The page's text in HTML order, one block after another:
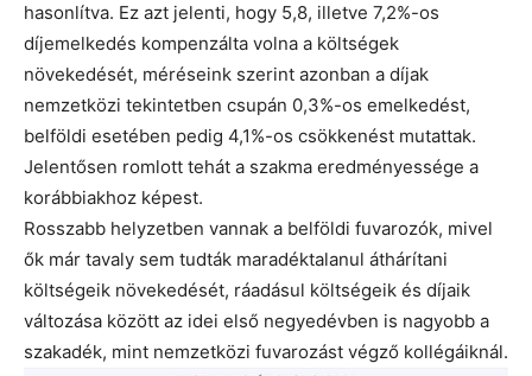
hasonlítva. Ez azt jelenti, hogy 5,8, illetve 7,2%-os
díjemelkedés kompenzálta volna a költségek
növekedését, méréseink szerint azonban a díjak
nemzetközi tekintetben csupán 0,3%-os emelkedést,
belföldi esetében pedig 4,1%-os csökkenést mutattak.
Jelentősen romlott tehát a szakma eredményessége a
korábbiakhoz képest.
Rosszabb helyzetben vannak a belföldi fuvarozók, mivel
ők már tavaly sem tudták maradéktalanul áthárítani
költségeik növekedését, ráadásul költségeik és díjaik
változása között az idei első negyedévben is nagyobb a
szakadék, mint nemzetközi fuvarozást végző kollégáiknál.